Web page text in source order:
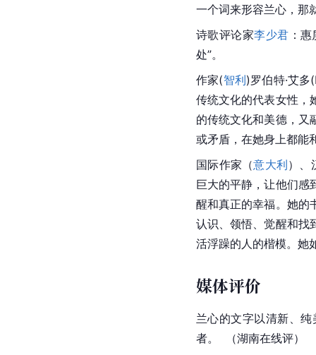
一个词来形容兰心，那
诗歌评论家李少君 ：
处”。
作家(智利)罗伯特·艾
传统文化的代表女性，
的传统文化和美德，又
或矛盾，在她身上都能
国际作家（意大利）、
巨大的平静，让他们感
醒和真正的幸福。她的
认识、领悟、觉醒和找
活浮躁的人的楷模。她
媒体评价
兰心的文字以清新、
者。  （湖南在线评）